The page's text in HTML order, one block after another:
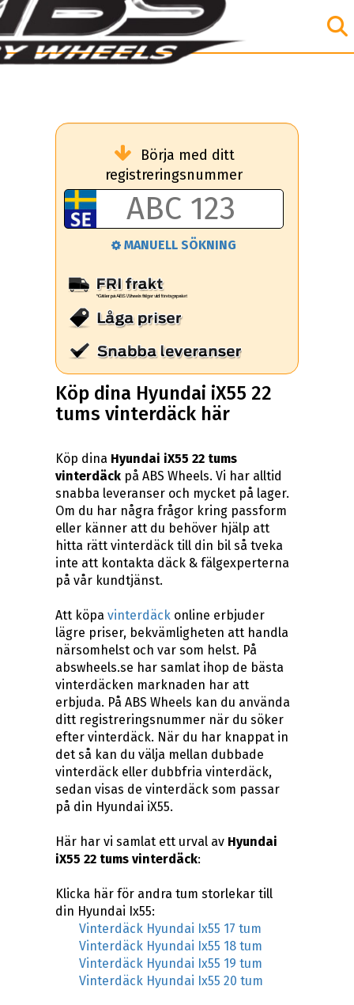
Börja med ditt
registreringsnummer
MANUELL SÖKNING
Köp dina Hyundai iX55 22
tums vinterdäck här
Köp dina Hyundai iX55 22 tums
vinterdäck på ABS Wheels. Vi har alltid
snabba leveranser och mycket på lager.
Om du har några frågor kring passform
eller känner att du behöver hjälp att
hitta rätt vinterdäck till din bil så tveka
inte att kontakta däck & fälgexperterna
på vår kundtjänst.
Att köpavinterdäck online erbjuder
lägre priser, bekvämligheten att handla
närsomhelst och var som helst. På
abswheels.se har samlat ihop de bästa
vinterdäcken marknaden har att
erbjuda. På ABS Wheels kan du använda
ditt registreringsnummer när du söker
efter vinterdäck. När du har knappat in
det så kan du välja mellan dubbade
vinterdäck eller dubbfria vinterdäck,
sedan visas de vinterdäck som passar
på din Hyundai iX55.
Här har vi samlat ett urval av Hyundai
iX55 22 tums vinterdäck:
Klicka här för andra tum storlekar till
din Hyundai Ix55:
Vinterdäck Hyundai Ix55 17 tum
Vinterdäck Hyundai Ix55 18 tum
Vinterdäck Hyundai Ix55 19 tum
Vinterdäck Hyundai Ix55 20 tum